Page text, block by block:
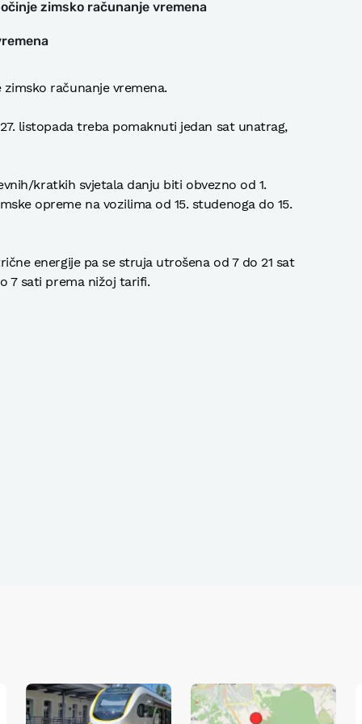
zimsko računanje vremena
računanje vremena.
listopada treba pomaknuti jedan sat unatrag,
kratkih svjetala danju biti obvezno od 1.
opreme na vozilima od 15. studenoga do 15.
energije pa se struja utrošena od 7 do 21 sat
7 sati prema nižoj tarifi.